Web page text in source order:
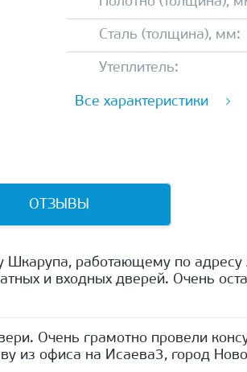
Сталь (толщина), мм:
Утеплитель:
Все характеристики
ОТЗЫВЫ
работающему по
и входных дверей. Очень
Очень грамотно провели
из офиса на Исаева3, город